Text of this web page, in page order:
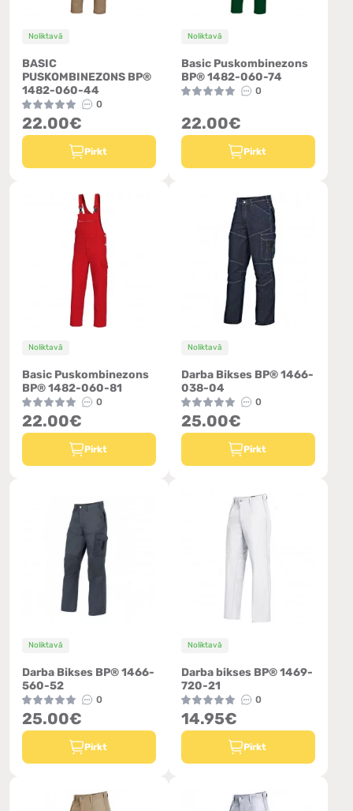
Noliktavā
BASIC
PUSKOMBINEZONS BP®
1482-060-44
0
22.00€
Pirkt
Noliktavā
Basic Puskombinezons
BP® 1482-060-74
0
22.00€
Pirkt
Noliktavā
Basic Puskombinezons
BP® 1482-060-81
0
22.00€
Pirkt
Noliktavā
Darba Bikses BP® 1466-
038-04
0
25.00€
Pirkt
Noliktavā
Darba Bikses BP® 1466-
560-52
0
25.00€
Pirkt
Noliktavā
Darba bikses BP® 1469-
720-21
0
14.95€
Pirkt